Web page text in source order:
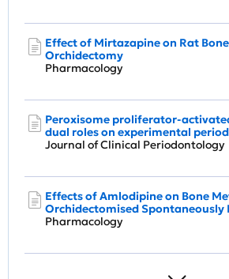
Effect of Mirtazapine on Rat
Orchidectomy
Pharmacology
Peroxisome
dual roles on experimental
Journal of Clinical
Effects of Amlodipine on Bone
Orchidectomised Spontaneously
Pharmacology